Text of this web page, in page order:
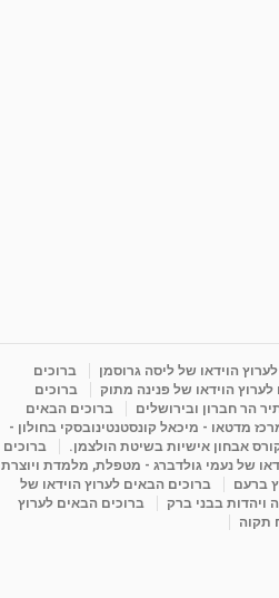
הוידאו של ליסה גרוסמן
ברוכים
הוידאו של פנינה מתוק
ברוכים
הר חברון ובירושלים
ברוכים הבאים
מדטאו - מיכאל קונסטנטינובסקי בחולון -
אבחון אישיות בשיטת הולצמן.
ברוכים
של נעמי גולדברג - מטפלת, מלמדת ויוצרת
ברעם
ברוכים הבאים לערוץ הוידאו של
ויהדות בבני ברק
ברוכים הבאים לערוץ
תקוה